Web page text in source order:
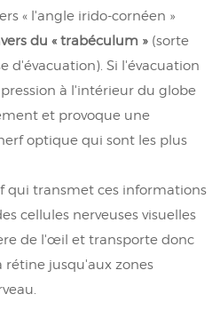
« l'angle irido-cornéen »
du « trabéculum » (sorte
d'évacuation). Si l'évacuation
à l'intérieur du globe
et provoque une
optique qui sont les plus
qui transmet ces informations
cellules nerveuses visuelles
de l'œil et transporte donc
rétine jusqu'aux zones